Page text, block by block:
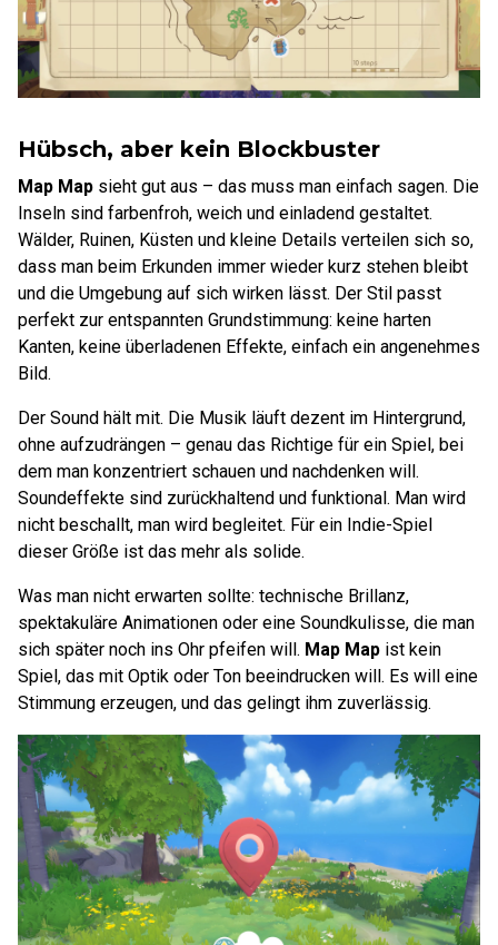
Hübsch, aber kein Blockbuster
Map Map sieht gut aus – das muss man einfach sagen. Die
Inseln sind farbenfroh, weich und einladend gestaltet.
Wälder, Ruinen, Küsten und kleine Details verteilen sich so,
dass man beim Erkunden immer wieder kurz stehen bleibt
und die Umgebung auf sich wirken lässt. Der Stil passt
perfekt zur entspannten Grundstimmung: keine harten
Kanten, keine überladenen Effekte, einfach ein angenehmes
Bild.
Der Sound hält mit. Die Musik läuft dezent im Hintergrund,
ohne aufzudrängen – genau das Richtige für ein Spiel, bei
dem man konzentriert schauen und nachdenken will.
Soundeffekte sind zurückhaltend und funktional. Man wird
nicht beschallt, man wird begleitet. Für ein Indie-Spiel
dieser Größe ist das mehr als solide.
Was man nicht erwarten sollte: technische Brillanz,
spektakuläre Animationen oder eine Soundkulisse, die man
sich später noch ins Ohr pfeifen will. Map Map ist kein
Spiel, das mit Optik oder Ton beeindrucken will. Es will eine
Stimmung erzeugen, und das gelingt ihm zuverlässig.